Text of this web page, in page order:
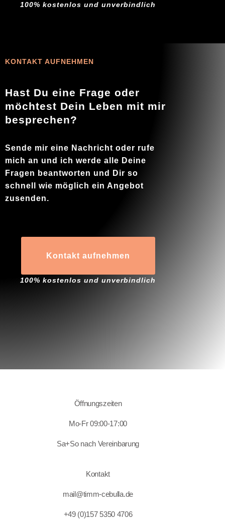
100% kostenlos und unverbindlich
KONTAKT AUFNEHMEN
Hast Du eine Frage oder
möchtest Dein Leben mit mir
besprechen?
Sende mir eine Nachricht oder rufe
mich an und ich werde alle Deine
Fragen beantworten und Dir so
schnell wie möglich ein Angebot
zusenden.
Kontakt aufnehmen
100% kostenlos und unverbindlich
Öffnungszeiten
Mo-Fr 09:00-17:00
Sa+So nach Vereinbarung
Kontakt
mail@timm-cebulla.de
+49 (0)157 5350 4706